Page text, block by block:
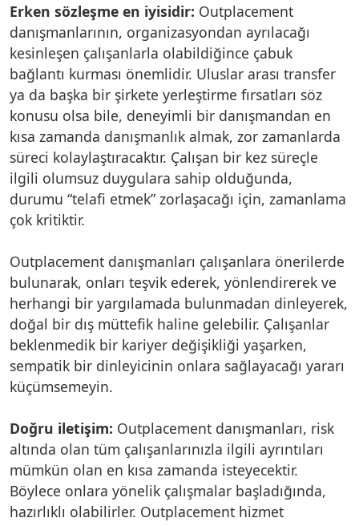
Erken sözleşme en iyisidir: Outplacement
danışmanlarının, organizasyondan ayrılacağı
kesinleşen çalışanlarla olabildiğince çabuk
bağlantı kurması önemlidir. Uluslar arası transfer
ya da başka bir şirkete yerleştirme fırsatları söz
konusu olsa bile, deneyimli bir danışmandan en
kısa zamanda danışmanlık almak, zor zamanlarda
süreci kolaylaştıracaktır. Çalışan bir kez süreçle
ilgili olumsuz duygulara sahip olduğunda,
durumu “telafi etmek” zorlaşacağı için, zamanlama
çok kritiktir.
Outplacement danışmanları çalışanlara önerilerde
bulunarak, onları teşvik ederek, yönlendirerek ve
herhangi bir yargılamada bulunmadan dinleyerek,
doğal bir dış müttefik haline gelebilir. Çalışanlar
beklenmedik bir kariyer değişikliği yaşarken,
sempatik bir dinleyicinin onlara sağlayacağı yararı
küçümsemeyin.
Doğru iletişim: Outplacement danışmanları, risk
altında olan tüm çalışanlarınızla ilgili ayrıntıları
mümkün olan en kısa zamanda isteyecektir.
Böylece onlara yönelik çalışmalar başladığında,
hazırlıklı olabilirler. Outplacement hizmet